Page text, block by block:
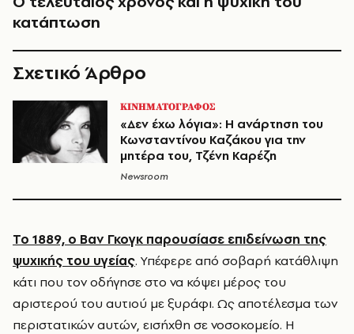
κατάπτωση
Σχετικό Άρθρο
ΚΙΝΗΜΑΤΟΓΡΑΦΟΣ
«Δεν έχω λόγια»: Η ανάρτηση του
Κωνσταντίνου Καζάκου για την
μητέρα του, Τζένη Καρέζη
Newsroom
Το 1889, ο Βαν Γκογκ παρουσίασε επιδείνωση της
ψυχικής του υγείας. Υπέφερε από σοβαρή κατάθλιψη
κάτι που τον οδήγησε στο να κόψει μέρος του
αριστερού του αυτιού με ξυράφι. Ως αποτέλεσμα των
περιστατικών αυτών, εισήχθη σε νοσοκομείο. Η